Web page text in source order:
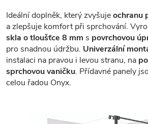
Ideální doplněk, který zvyšujeochranu
a zlepšuje komfort při sprchování.
skla o tloušťce 8 mm s povrchovou
pro snadnou údržbu. Univerzální
instalaci na pravou i levou stranu, na
sprchovou vaničku. Přídavné panely
celou řadou Onyx.